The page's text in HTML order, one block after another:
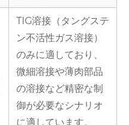
TIG溶接（タングステ
ン不活性ガス溶接）
のみに適しており、
微細溶接や薄肉部品
の溶接など精密な制
御が必要なシナリオ
に適しています。